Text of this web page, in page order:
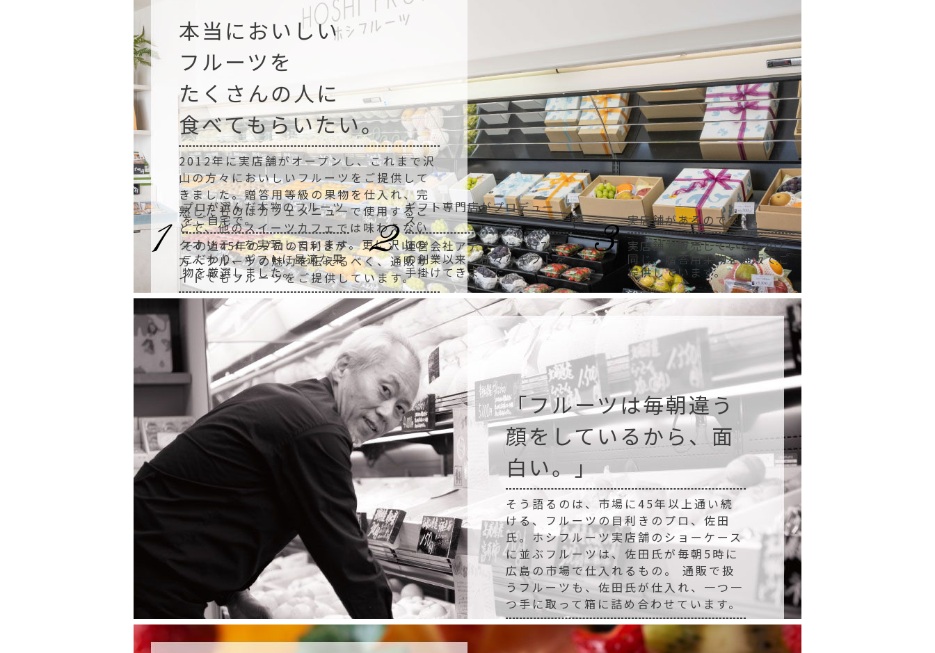
プロが選んだ本物のフルーツ
をご自宅で。
その道45年のプロの目利きが
こだわり、ギフトに最適な果
物を厳選しました。
ギフト専門店がプロデュー
ス。
運営会社アデリーは1977年
の創業以来、様々なギフトを
手掛けてきました。
実店舗があるので安心。
実店舗で販売しているものと
同じ、贈答用果物を通販でご
提供しています。
本当においしい
フルーツを
たくさんの人に
食べてもらいたい。
2012年に実店舗がオープンし、これまで沢
山の方々においしいフルーツをご提供して
きました。贈答用等級の果物を仕入れ、完
熟したものはカフェメニューで使用するこ
とで、他のスイーツカフェでは味わえない
クオリティを実現しています。更に沢山の
方へフルーツの魅力を伝えるべく、通販サ
イトでもフルーツをご提供しています。
「フルーツは毎朝違う
顔をしているから、面
白い。」
そう語るのは、市場に45年以上通い続
ける、フルーツの目利きのプロ、佐田
氏。ホシフルーツ実店舗のショーケース
に並ぶフルーツは、佐田氏が毎朝5時に
広島の市場で仕入れるもの。 通販で扱
うフルーツも、佐田氏が仕入れ、一つ一
つ手に取って箱に詰め合わせています。